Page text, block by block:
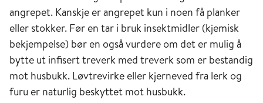
angrepet. Kanskje er angrepet kun i noen få planker
eller stokker. Før en tar i bruk insektmidler (kjemisk
bekjempelse) bør en også vurdere om det er mulig å
bytte ut infisert treverk med treverk som er bestandig
mot husbukk. Løvtrevirke eller kjerneved fra lerk og
furu er naturlig beskyttet mot husbukk.